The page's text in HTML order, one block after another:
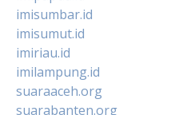
imisumbar.id
imisumut.id
imiriau.id
imilampung.id
suaraaceh.org
suarabanten.org